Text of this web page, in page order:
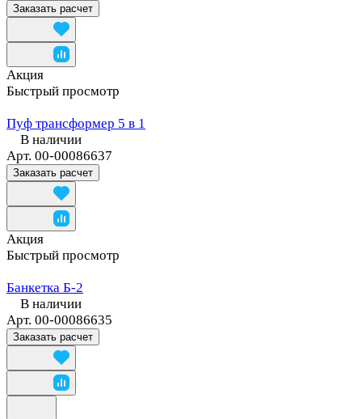
Заказать расчет
Акция
Быстрый просмотр
Пуф трансформер 5 в 1
В наличии
Арт. 00-00086637
Заказать расчет
Акция
Быстрый просмотр
Банкетка Б-2
В наличии
Арт. 00-00086635
Заказать расчет